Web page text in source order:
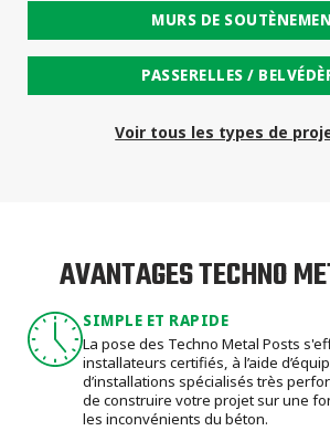
MURS DE
PASSERELLES /
Voir tous les types de
AVANTAGES TECHNO
SIMPLE ET RAPIDE
La pose des Techno Metal Posts
installateurs certifiés, à l’aide
d’installations spécialisés très
de construire votre projet sur une
les inconvénients du béton.